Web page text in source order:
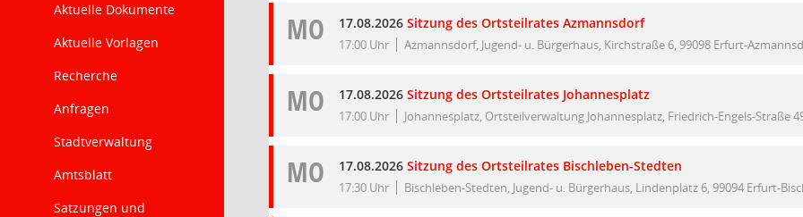
Aktuelle Dokumente
Aktuelle Vorlagen
Recherche
Anfragen
Stadtverwaltung
Amtsblatt
Satzungen und
MO 17.08.2026 Sitzung des Ortsteilrates Azmannsdorf
17:00 Uhr Azmannsdorf, Jugend- u. Bürgerhaus, Kirchstraße 6, 99098 Erfurt-
MO 17.08.2026 Sitzung des Ortsteilrates Johannesplatz
17:00 Uhr Johannesplatz, Ortsteilverwaltung Johannesplatz, Friedrich-Engels-Straße
MO 17.08.2026 Sitzung des Ortsteilrates Bischleben-Stedten
17:30 Uhr Bischleben-Stedten, Jugend- u. Bürgerhaus, Lindenplatz 6, 99094 Erfurt-